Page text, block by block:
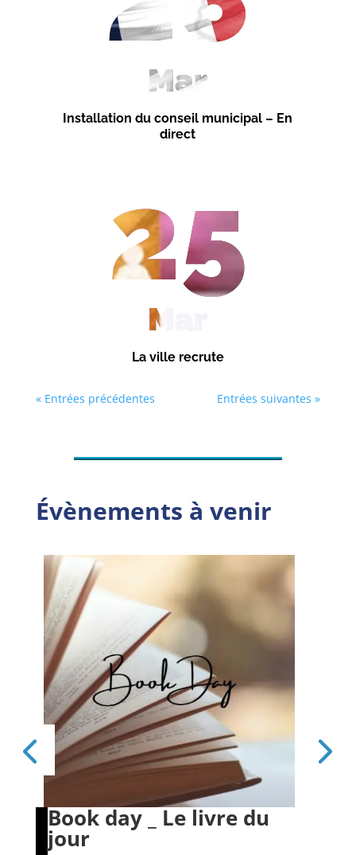
Installation du conseil municipal – En
direct
Mar
La ville recrute
25
Mar
« Entrées précédentes Entrées suivantes »
Évènements à venir
Book day _ Le livre du
jour